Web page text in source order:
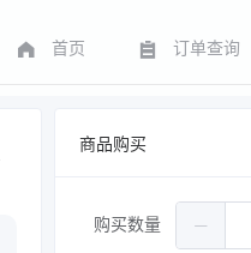
首页 订单查询
商品购买
购买数量